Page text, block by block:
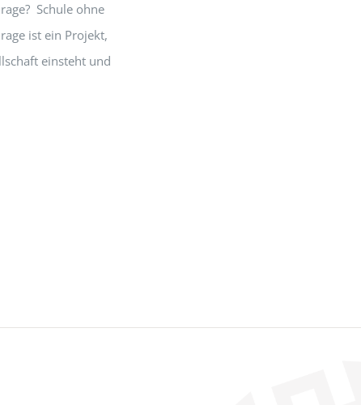
Schule ohne
ist ein Projekt,
einsteht und